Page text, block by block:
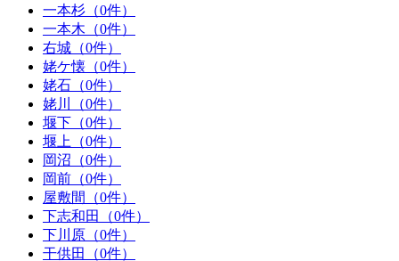
一本杉（0件）
一本木（0件）
右城（0件）
姥ケ懐（0件）
姥石（0件）
姥川（0件）
堰下（0件）
堰上（0件）
岡沼（0件）
岡前（0件）
屋敷間（0件）
下志和田（0件）
下川原（0件）
干供田（0件）